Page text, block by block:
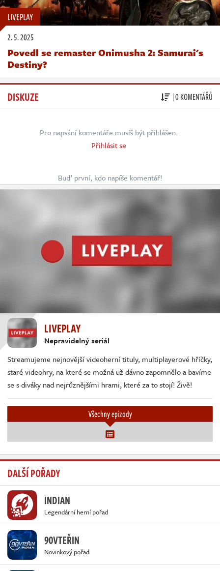
LIVEPLAY
Nepravidelný seriál
Streamujeme nejnovější videoherní tituly, multiplayerové hříčky,
staré videohry, na které se možná už dávno zapomnělo a bavíme
se s diváky nad nejrůznějšími hrami, které za to stojí! Živě!
Všechny epizody
DALŠÍ POŘADY
INDIAN
Legendární herní pořad
90VTEŘIN
Novinkový pořad
LIVEPLAY
2. 5. 2025
Povedl se remaster Onimusha 2: Samurai's
Destiny?
DISKUZE | 0 KOMENTÁŘŮ
Pro napsání komentáře musíš být přihlášen.
Přihlásit se
Buď první, kdo napíše komentář!